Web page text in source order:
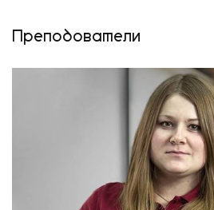
Преподователи